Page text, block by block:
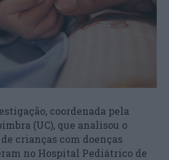
coordenada pela
(UC), que analisou o
crianças com doenças
no Hospital Pediátrico de